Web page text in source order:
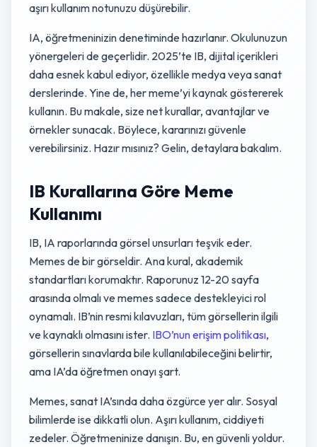
aşırı kullanım notunuzu düşürebilir.
IA, öğretmeninizin denetiminde hazırlanır. Okulunuzun
yönergeleri de geçerlidir. 2025’te IB, dijital içerikleri
daha esnek kabul ediyor, özellikle medya veya sanat
derslerinde. Yine de, her meme’yi kaynak göstererek
kullanın. Bu makale, size net kurallar, avantajlar ve
örnekler sunacak. Böylece, kararınızı güvenle
verebilirsiniz. Hazır mısınız? Gelin, detaylara bakalım.
IB Kurallarına Göre Meme
Kullanımı
IB, IA raporlarında görsel unsurları teşvik eder.
Memes de bir görseldir. Ana kural, akademik
standartları korumaktır. Raporunuz 12-20 sayfa
arasında olmalı ve memes sadece destekleyici rol
oynamalı. IB’nin resmi kılavuzları, tüm görsellerin ilgili
ve kaynaklı olmasını ister. IBO’nun erişim politikası,
görsellerin sınavlarda bile kullanılabileceğini belirtir,
ama IA’da öğretmen onayı şart.
Memes, sanat IA’sında daha özgürce yer alır. Sosyal
bilimlerde ise dikkatli olun. Aşırı kullanım, ciddiyeti
zedeler. Öğretmeninize danışın. Bu, en güvenli yoldur.